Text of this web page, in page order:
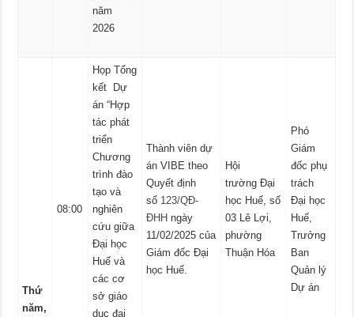
năm
2026
Thứ
năm,
08:00
Họp Tổng
kết Dự
án “Hợp
tác phát
triển
Chương
trình đào
tạo và
nghiên
cứu giữa
Đại học
Huế và
các cơ
sở giáo
dục đại
Thành viên dự
án VIBE theo
Quyết định
số 123/QĐ-
ĐHH ngày
11/02/2025 của
Giám đốc Đại
học Huế.
Hội
trường Đại
học Huế, số
03 Lê Lợi,
phường
Thuận Hóa
Phó
Giám
đốc phụ
trách
Đại học
Huế,
Trưởng
Ban
Quản lý
Dự án